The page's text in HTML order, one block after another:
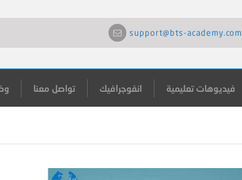
support@bts-academy.com
فيديوهات تعليمية انفوجرافيك تواصل معنا